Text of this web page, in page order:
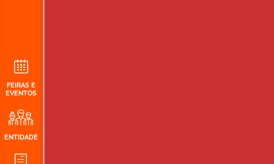
FEIRAS E
EVENTOS
ENTIDADE